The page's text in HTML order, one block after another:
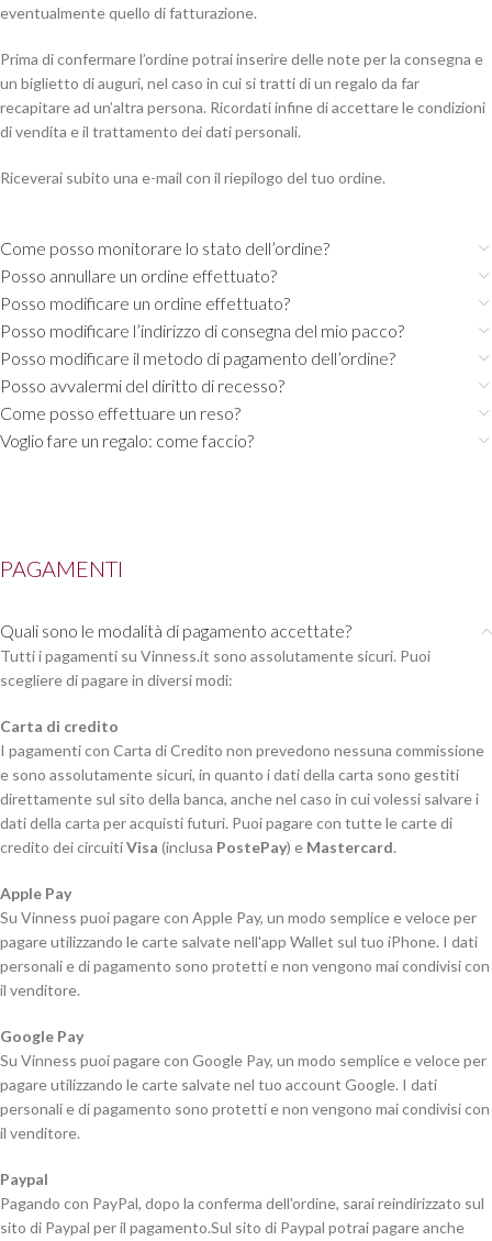
eventualmente quello di fatturazione.
Prima di confermare l’ordine potrai inserire delle note per la consegna e
un biglietto di auguri, nel caso in cui si tratti di un regalo da far
recapitare ad un’altra persona. Ricordati infine di accettare le condizioni
di vendita e il trattamento dei dati personali.
Riceverai subito una e-mail con il riepilogo del tuo ordine.
Come posso monitorare lo stato dell’ordine?
Posso annullare un ordine effettuato?
Posso modificare un ordine effettuato?
Posso modificare l’indirizzo di consegna del mio pacco?
Posso modificare il metodo di pagamento dell’ordine?
Posso avvalermi del diritto di recesso?
Come posso effettuare un reso?
Voglio fare un regalo: come faccio?
PAGAMENTI
Quali sono le modalità di pagamento accettate?
Tutti i pagamenti su Vinness.it sono assolutamente sicuri. Puoi
scegliere di pagare in diversi modi:
Carta di credito
I pagamenti con Carta di Credito non prevedono nessuna commissione
e sono assolutamente sicuri, in quanto i dati della carta sono gestiti
direttamente sul sito della banca, anche nel caso in cui volessi salvare i
dati della carta per acquisti futuri. Puoi pagare con tutte le carte di
credito dei circuitiVisa (inclusa PostePay) e Mastercard.
Apple Pay
Su Vinness puoi pagare con Apple Pay, un modo semplice e veloce per
pagare utilizzando le carte salvate nell'app Wallet sul tuo iPhone. I dati
personali e di pagamento sono protetti e non vengono mai condivisi con
il venditore.
Google Pay
Su Vinness puoi pagare con Google Pay, un modo semplice e veloce per
pagare utilizzando le carte salvate nel tuo account Google. I dati
personali e di pagamento sono protetti e non vengono mai condivisi con
il venditore.
Paypal
Pagando con PayPal, dopo la conferma dell'ordine, sarai reindirizzato sul
sito di Paypal per il pagamento.Sul sito di Paypal potrai pagare anche